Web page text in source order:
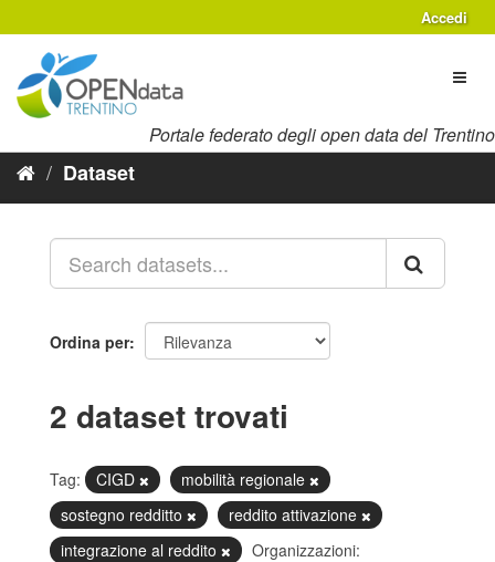
al
contenuto
Accedi
Portale federato degli open data del Trentino
Dataset
Ordina per
2 dataset trovati
Tag: CIGD
mobilità regionale
sostegno redditto
reddito attivazione
integrazione al reddito
Organizzazioni: